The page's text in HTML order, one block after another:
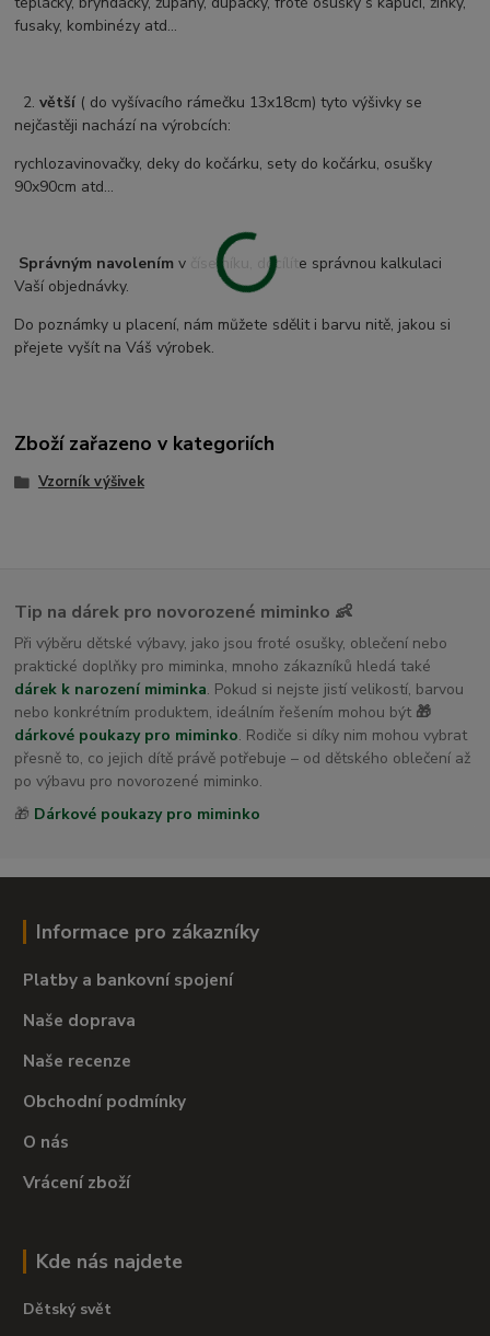
fusaky, kombinézy atd...
2.větší ( do vyšívacího rámečku 13x18cm) tyto výšivky se
nejčastěji nachází na výrobcích:
rychlozavinovačky, deky do kočárku, sety do kočárku, osušky
90x90cm atd...
Správným navolením v číselníku, docílíte správnou kalkulaci
Vaší objednávky.
Do poznámky u placení, nám můžete sdělit i barvu nitě, jakou si
přejete vyšít na Váš výrobek.
Zboží zařazeno v kategoriích
Vzorník výšivek
Tip na dárek pro novorozené miminko 👶
Při výběru dětské výbavy, jako jsou froté osušky, oblečení nebo
praktické doplňky pro miminka, mnoho zákazníků hledá také
dárek k narození miminka. Pokud si nejste jistí velikostí, barvou
nebo konkrétním produktem, ideálním řešením mohou být 🎁
dárkové poukazy pro miminko. Rodiče si díky nim mohou vybrat
přesně to, co jejich dítě právě potřebuje – od dětského oblečení až
po výbavu pro novorozené miminko.
🎁 Dárkové poukazy pro miminko
Informace pro zákazníky
Platby a bankovní spojení
Naše doprava
Naše recenze
Obchodní podmínky
O nás
Vrácení zboží
Kde nás najdete
Dětský svět